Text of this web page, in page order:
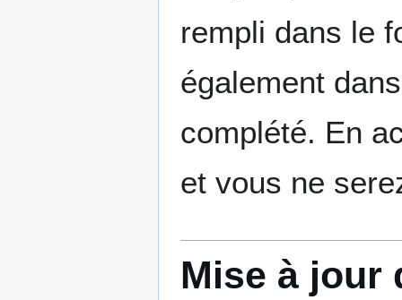
rempli dans le
également
complété. En
et vous ne
Mise à jour